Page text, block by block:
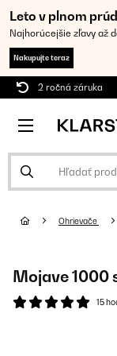
Leto v plnom
Najhorúcejšie zľavy až
Nakupujte teraz
2 ročná záruka
Ohrievače
Mojave 1000
15